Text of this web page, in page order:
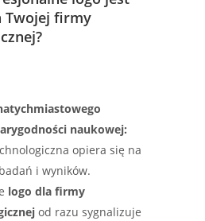
Twojej firmy
naukowej:
opiera się na
i wyników.
logo dla firmy
od razu sygnalizuje